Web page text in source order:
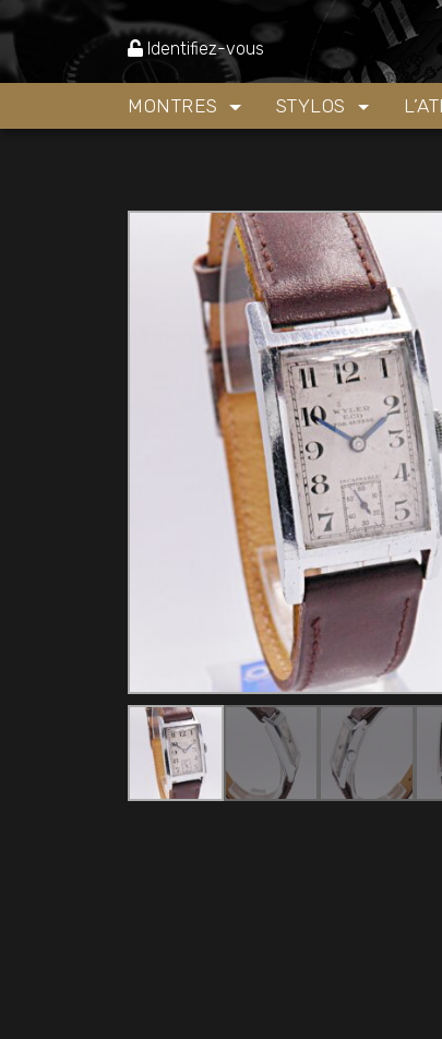
Identifiez-vous
MONTRES STYLOS
Montres »Montre